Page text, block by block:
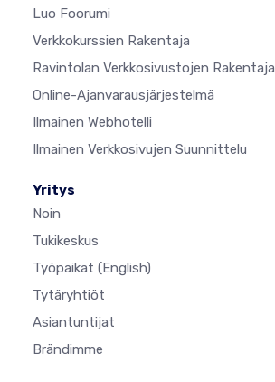
Luo Foorumi
Verkkokurssien Rakentaja
Ravintolan Verkkosivustojen Rakentaja
Online-Ajanvarausjärjestelmä
Ilmainen Webhotelli
Ilmainen Verkkosivujen Suunnittelu
Yritys
Noin
Tukikeskus
Työpaikat (English)
Tytäryhtiöt
Asiantuntijat
Brändimme